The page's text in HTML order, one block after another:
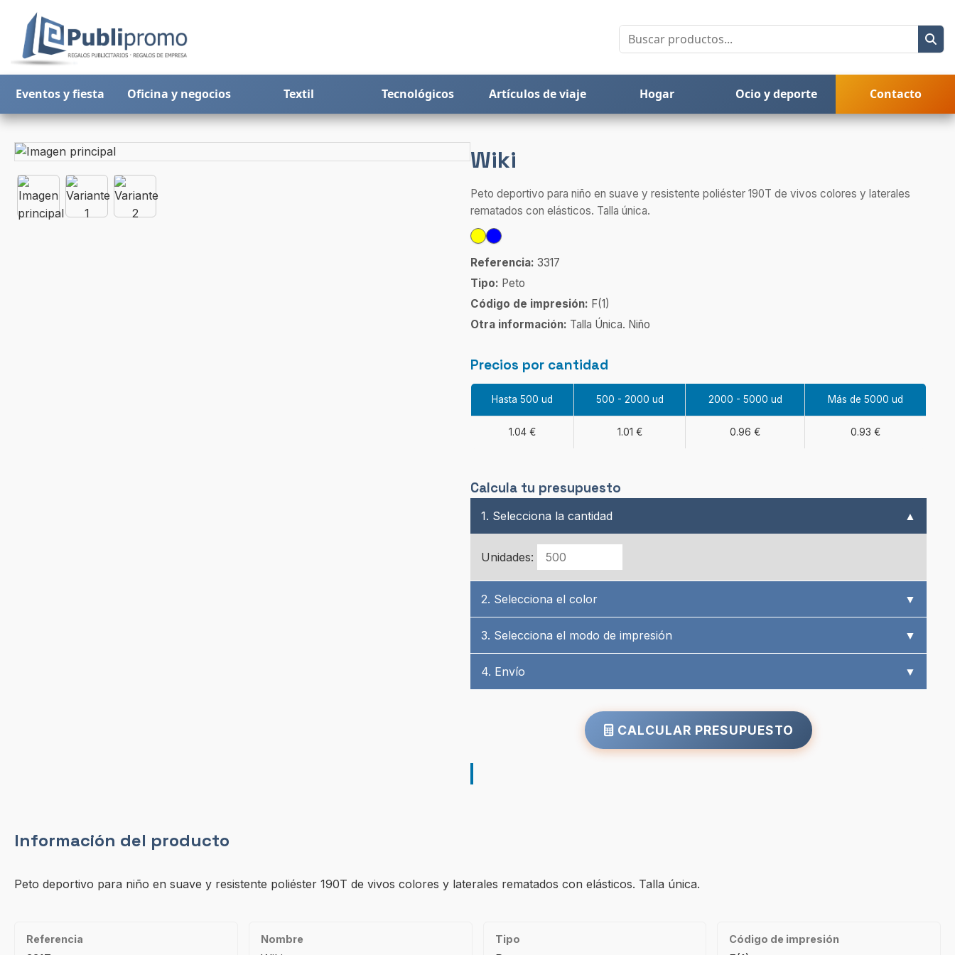
Eventos y fiesta Oficina y negocios Textil Tecnológicos Artículos de viaje Hogar Ocio y deporte Contacto
Wiki
Peto deportivo para niño en suave y resistente poliéster 190T de vivos colores y laterales
rematados con elásticos. Talla única.
Referencia: 3317
Tipo: Peto
Código de impresión: F(1)
Otra información: Talla Única. Niño
Precios por cantidad
Hasta 500 ud 500 - 2000 ud 2000 - 5000 ud Más de 5000 ud
1.04 € 1.01 € 0.96 € 0.93 €
Calcula tu presupuesto
1. Selecciona la cantidad ▲
Unidades:
2. Selecciona el color ▼
3. Selecciona el modo de impresión ▼
4. Envío ▼
CALCULAR PRESUPUESTO
Información del producto
Peto deportivo para niño en suave y resistente poliéster 190T de vivos colores y laterales rematados con elásticos. Talla única.
Referencia Nombre Tipo Código de impresión